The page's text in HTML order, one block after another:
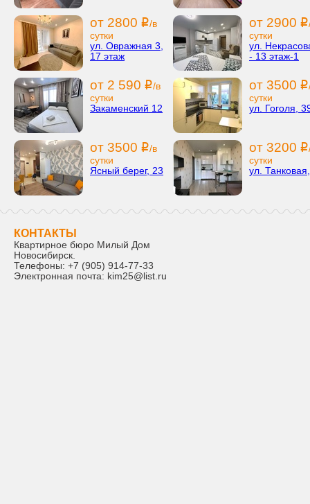
от 2800 i/в
сутки
ул. Овражная 3,
17 этаж
от 2900 i
сутки
ул.
- 13 этаж-1
от 2 590 i/в
сутки
Закаменский 12
от 3500 i
сутки
ул. Гоголя,
от 3500 i/в
сутки
Ясный берег, 23
от 3200 i
сутки
ул.
КОНТАКТЫ
Квартирное бюро Милый Дом
Новосибирск.
Телефоны: +7 (905) 914-77-33
Электронная почта: kim25@list.ru